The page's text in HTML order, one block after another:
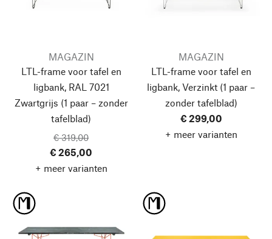
MAGAZIN
LTL-frame voor tafel en
ligbank, RAL 7021
Zwartgrijs (1 paar – zonder
tafelblad)
€ 319,00
€ 265,00
+ meer varianten
MAGAZIN
LTL-frame voor tafel en
ligbank, Verzinkt (1 paar –
zonder tafelblad)
€ 299,00
+ meer varianten